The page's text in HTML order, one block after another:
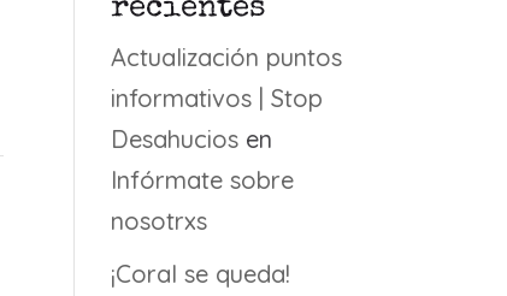
recientes
Actualización puntos
informativos | Stop
Desahucios en
Infórmate sobre
nosotrxs
¡Coral se queda!